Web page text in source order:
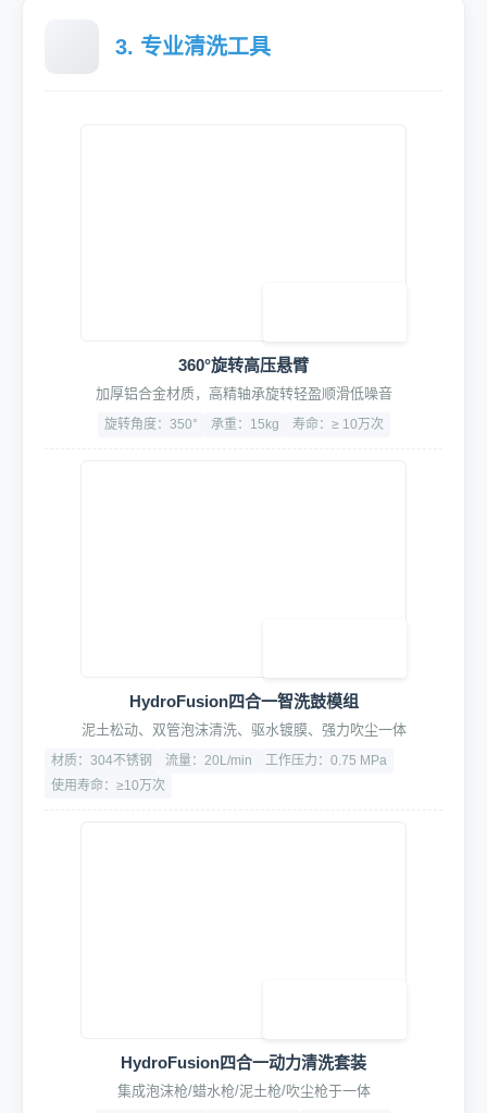
3. 专业清洗工具
360°旋转高压悬臂
加厚铝合金材质，高精轴承旋转轻盈顺滑低噪音
旋转角度：350° 承重：15kg 寿命：≥ 10万次
HydroFusion四合一智洗鼓模组
泥土松动、双管泡沫清洗、驱水镀膜、强力吹尘一体
材质：304不锈钢 流量：20L/min
工作压力：0.75 MPa
使用寿命：≥10万次
HydroFusion四合一动力清洗套装
集成泡沫枪/蜡水枪/泥土枪/吹尘枪于一体